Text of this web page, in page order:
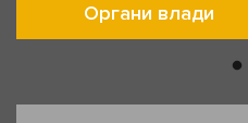
Органи влади